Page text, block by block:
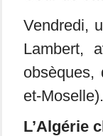
Vendredi,
Lambert,
obsèques,
et-Moselle).
L’Algérie